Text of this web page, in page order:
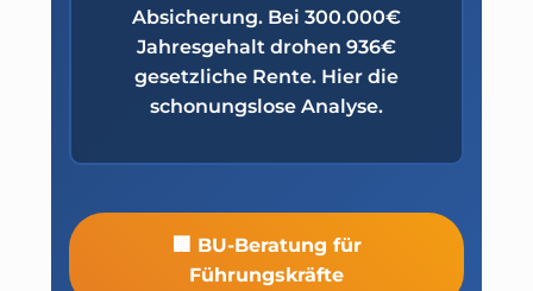
Absicherung. Bei 300.000€
Jahresgehalt drohen 936€
gesetzliche Rente. Hier die
schonungslose Analyse.
🏢 BU-Beratung für
Führungskräfte